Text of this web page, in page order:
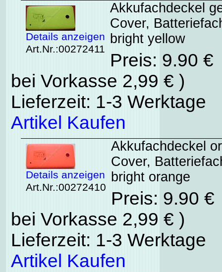
Details anzeigen
Art.Nr.:00272411
Akkufachdeckel
Cover,
bright yellow
Preis: 9.90
bei Vorkasse 2,99 € )
Lieferzeit: 1-3 Werktage
Artikel Kaufen
Details anzeigen
Art.Nr.:00272410
Akkufachdeckel
Cover,
bright orange
Preis: 9.90
bei Vorkasse 2,99 € )
Lieferzeit: 1-3 Werktage
Artikel Kaufen